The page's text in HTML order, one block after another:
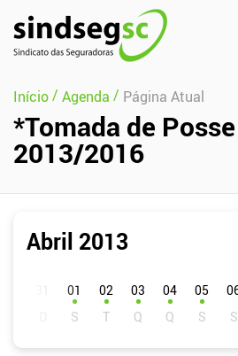
Pular Navegação (s)
Início/ Agenda / Página Atual
*Tomada de
2013/2016
Abril 2013
01 02 03 04 05